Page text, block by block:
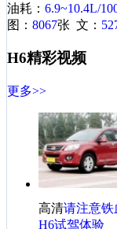
哈弗哈弗H6
·哈弗
·哈佛h6运动
·】H6运白精
·哈弗H6运动
·哈弗H6运动
H6 运动 白精
·哈弗H6烂大
油耗： 6.9~10.4L/
图： 8067张 文：
H6精彩视频
更多>>
高清请注意铁
H6试驾体验